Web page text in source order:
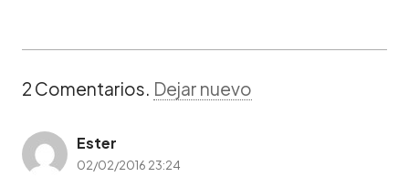
2 Comentarios. Dejar nuevo
Ester
02/02/2016 23:24